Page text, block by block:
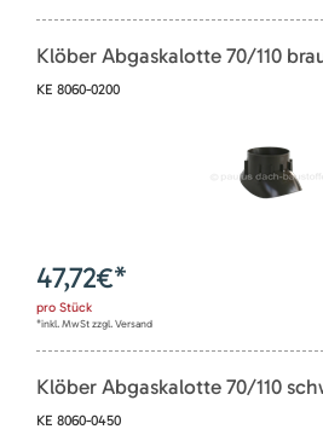
Klöber Abgaskalotte 70/110
KE 8060-0200
47,72€*
pro Stück
*inkl. MwSt zzgl. Versand
Klöber Abgaskalotte 70/110
KE 8060-0450